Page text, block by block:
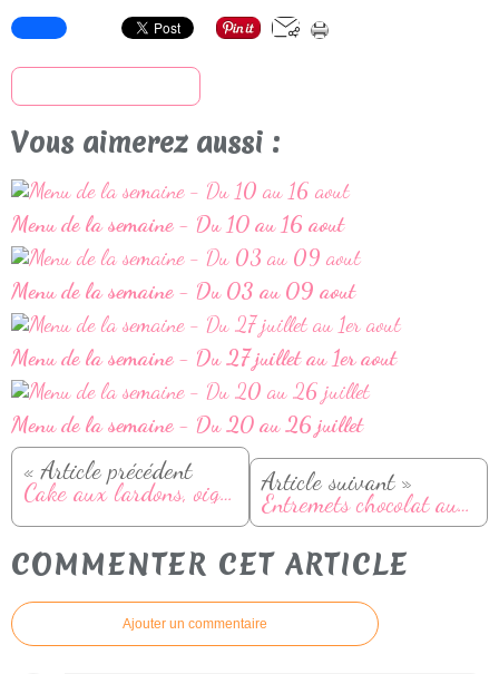
Vous aimerez aussi :
Menu de la semaine - Du 10 au 16 aout
Menu de la semaine - Du 03 au 09 aout
Menu de la semaine - Du 27 juillet au 1er aout
Menu de la semaine - Du 20 au 26 juillet
« Article précédent
Cake aux lardons, oignons et comté Article suivant »
Entremets chocolat au lait et fruits de la passion
COMMENTER CET ARTICLE
Ajouter un commentaire